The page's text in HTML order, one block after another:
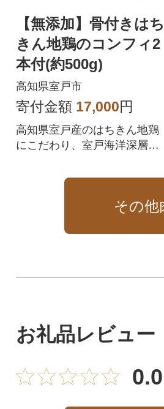
【無添加】骨付きはち
きん地鶏のコンフィ2
本付(約500g)
高知県室戸市
寄付金額 17,000円
高知県室戸産のはちきん地鶏
にこだわり、室戸海洋深層水
ったガーリックオイルとフレ
温でじっくりと火を入れまし
をご家庭で簡単に美味しくお
その他
お礼品レビュー
0.0